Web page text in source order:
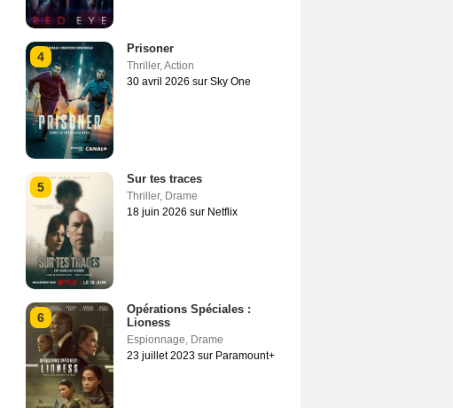
4
Prisoner
Thriller,Action
30 avril 2026 sur Sky One
5
Sur tes traces
Thriller, Drame
18 juin 2026 sur Netflix
6
Opérations Spéciales :
Lioness
Espionnage, Drame
23 juillet 2023 sur Paramount+